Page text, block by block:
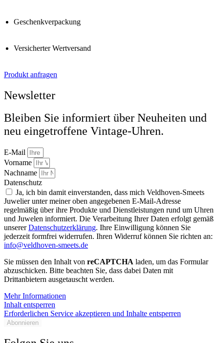
Geschenkverpackung
Versicherter Wertversand
Produkt anfragen
Newsletter
Bleiben Sie informiert über Neuheiten und
neu eingetroffene Vintage-Uhren.
E-Mail
Vorname
Nachname
Datenschutz
Ja, ich bin damit einverstanden, dass mich Veldhoven-Smeets
Juwelier unter meiner oben angegebenen E-Mail-Adresse
regelmäßig über ihre Produkte und Dienstleistungen rund um Uhren
und Juwelen informiert. Die Verarbeitung Ihrer Daten erfolgt gemäß
unsererDatenschutzerklärung. Ihre Einwilligung können Sie
jederzeit formfrei widerrufen. Ihren Widerruf können Sie richten an:
info@veldhoven-smeets.de
Sie müssen den Inhalt von reCAPTCHA laden, um das Formular
abzuschicken. Bitte beachten Sie, dass dabei Daten mit
Drittanbietern ausgetauscht werden.
Mehr Informationen
Inhalt entsperren
Erforderlichen Service akzeptieren und Inhalte entsperren
Abonnieren